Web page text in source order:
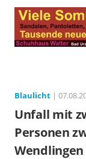
Blaulicht |
Unfall mit
Personen
Wendlingen